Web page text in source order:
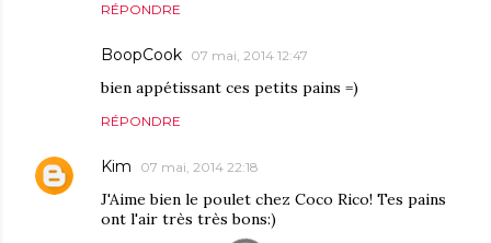
RÉPONDRE
BoopCook 07 mai, 2014 12:47
bien appétissant ces petits pains =)
RÉPONDRE
Kim 07 mai, 2014 22:18
J'Aime bien le poulet chez Coco Rico! Tes pains
ont l'air très très bons:)